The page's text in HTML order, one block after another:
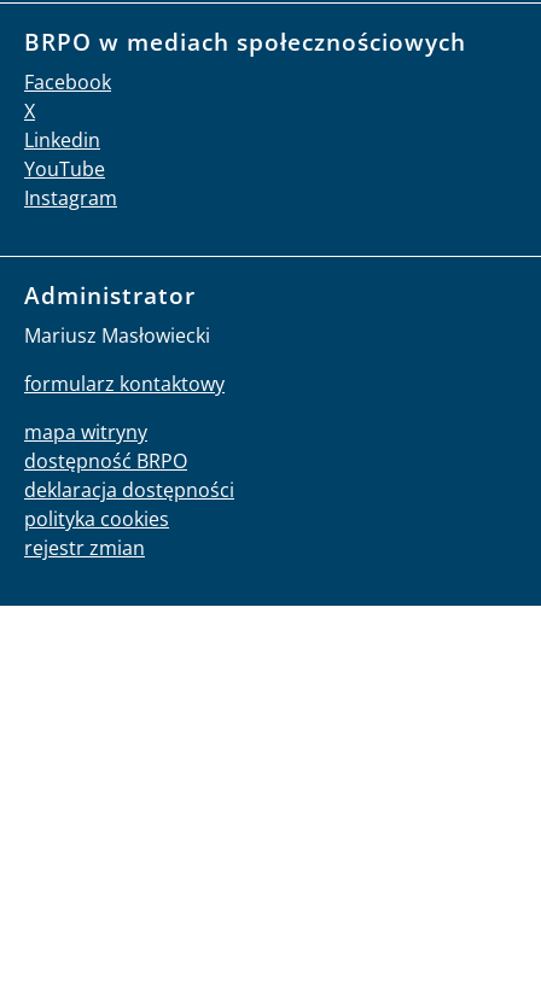
BRPO w mediach społecznościowych
Facebook
X
Linkedin
YouTube
Instagram
Administrator
Mariusz Masłowiecki
formularz kontaktowy
mapa witryny
dostępność BRPO
deklaracja dostępności
polityka cookies
rejestr zmian